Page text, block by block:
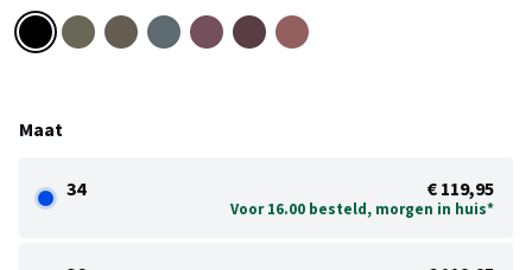
Maat
34 € 119,95
Voor 16.00 besteld, morgen in huis*